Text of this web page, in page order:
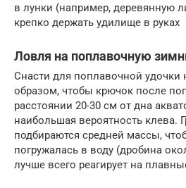
в лунки (например, деревянную
крепко держать удилище в руках
Ловля на поплавочную
Снасти для поплавочной удочки
образом, чтобы крючок после
расстоянии 20-30 см от дна
наибольшая вероятность клева.
подбираются средней массы,
погружалась в воду (дробина
лучше всего реагирует на